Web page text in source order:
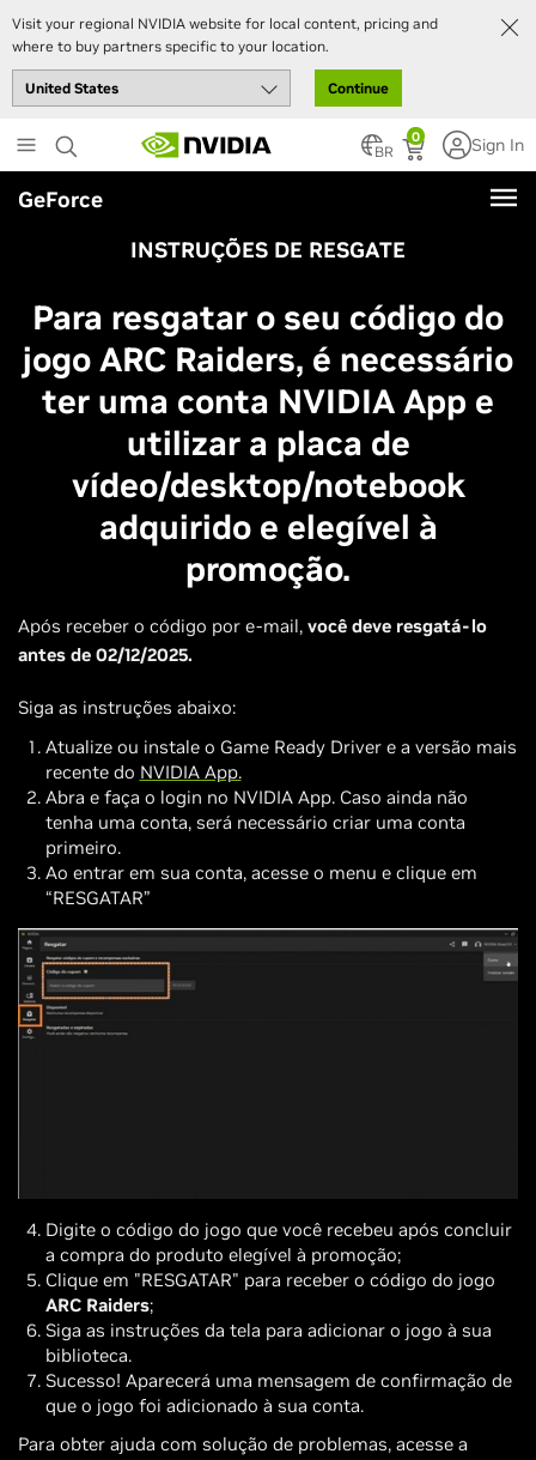
Visit your regional NVIDIA website for local content, pricing and
where to buy partners specific to your location.
Continue
to
main
content
0
BR Sign In
GeForce
INSTRUÇÕES DE RESGATE
Para resgatar o seu código do
jogo ARC Raiders, é necessário
ter uma conta NVIDIA App e
utilizar a placa de
vídeo/desktop/notebook
adquirido e elegível à
promoção.
Após receber o código por e-mail, você deve resgatá-lo
antes de 02/12/2025.
Siga as instruções abaixo:
Atualize ou instale o Game Ready Driver e a versão mais
recente do NVIDIA App.
Abra e faça o login no NVIDIA App. Caso ainda não
tenha uma conta, será necessário criar uma conta
primeiro.
Ao entrar em sua conta, acesse o menu e clique em
“RESGATAR”
Digite o código do jogo que você recebeu após concluir
a compra do produto elegível à promoção;
Clique em "RESGATAR" para receber o código do jogo
ARC Raiders;
Siga as instruções da tela para adicionar o jogo à sua
biblioteca.
Sucesso! Aparecerá uma mensagem de confirmação de
que o jogo foi adicionado à sua conta.
Para obter ajuda com solução de problemas, acesse a